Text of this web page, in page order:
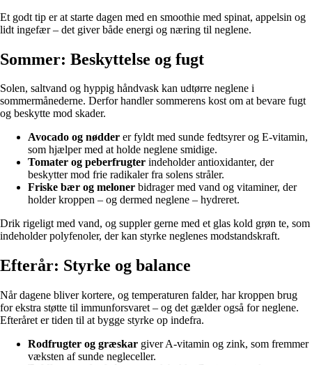
Et godt tip er at starte dagen med en smoothie med spinat, appelsin og
lidt ingefær – det giver både energi og næring til neglene.
Sommer: Beskyttelse og fugt
Solen, saltvand og hyppig håndvask kan udtørre neglene i
sommermånederne. Derfor handler sommerens kost om at bevare fugt
og beskytte mod skader.
Avocado og nødder er fyldt med sunde fedtsyrer og E-vitamin,
som hjælper med at holde neglene smidige.
Tomater og peberfrugter indeholder antioxidanter, der
beskytter mod frie radikaler fra solens stråler.
Friske bær og meloner bidrager med vand og vitaminer, der
holder kroppen – og dermed neglene – hydreret.
Drik rigeligt med vand, og suppler gerne med et glas kold grøn te, som
indeholder polyfenoler, der kan styrke neglenes modstandskraft.
Efterår: Styrke og balance
Når dagene bliver kortere, og temperaturen falder, har kroppen brug
for ekstra støtte til immunforsvaret – og det gælder også for neglene.
Efteråret er tiden til at bygge styrke op indefra.
Rodfrugter og græskar giver A-vitamin og zink, som fremmer
væksten af sunde negleceller.